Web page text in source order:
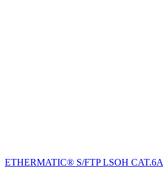
ETHERMATIC® S/FTP LSOH CAT.6A